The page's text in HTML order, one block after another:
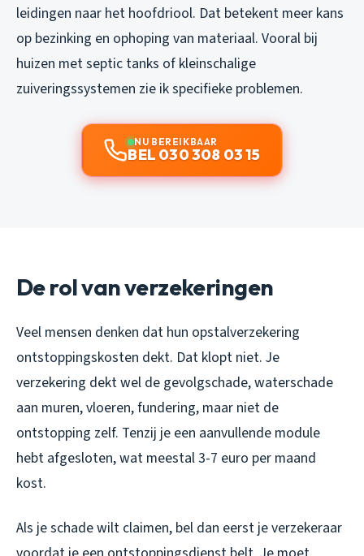
leidingen naar het hoofdriool. Dat betekent meer kans
op bezinking en ophoping van materiaal. Vooral bij
huizen met septic tanks of kleinschalige
zuiveringssystemen zie ik specifieke problemen.
NU BEREIKBAAR
BEL 030 308 03 15
De rol van verzekeringen
Veel mensen denken dat hun opstalverzekering
ontstoppingskosten dekt. Dat klopt niet. Je
verzekering dekt wel de gevolgschade, waterschade
aan muren, vloeren, fundering, maar niet de
ontstopping zelf. Tenzij je een aanvullende module
hebt afgesloten, wat meestal 3-7 euro per maand
kost.
Als je schade wilt claimen, bel dan eerst je verzekeraar